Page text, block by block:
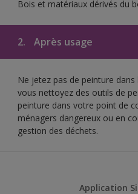
Bois et matériaux dérivés du
2. Après usage
Ne jetez pas de peinture
vous nettoyez des outils de
peinture dans votre point de
ménagers dangereux ou en
gestion des déchets.
Application